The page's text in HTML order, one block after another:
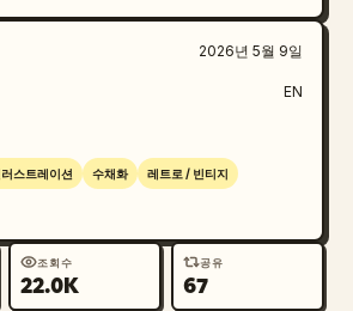
2026년 5월 9일
EN
러스트레이션 수채화 레트로 / 빈티지
조회수
22.0K
공유
67